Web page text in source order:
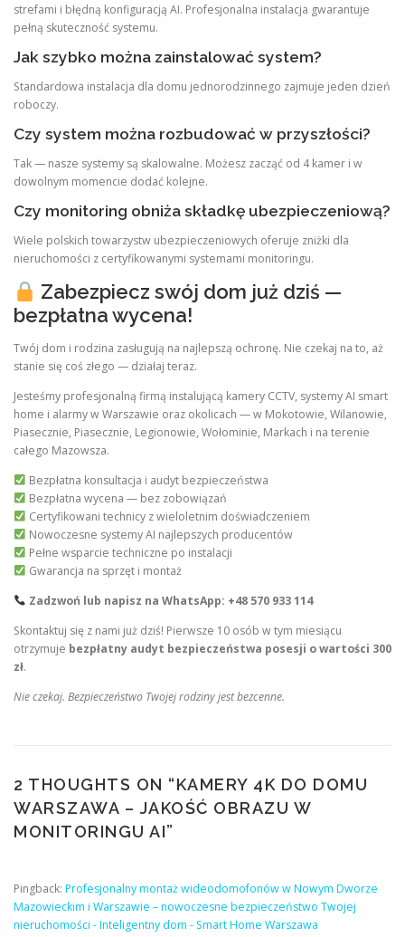
strefami i błędną konfiguracją AI. Profesjonalna instalacja gwarantuje
pełną skuteczność systemu.
Jak szybko można zainstalować system?
Standardowa instalacja dla domu jednorodzinnego zajmuje jeden dzień
roboczy.
Czy system można rozbudować w przyszłości?
Tak — nasze systemy są skalowalne. Możesz zacząć od 4 kamer i w
dowolnym momencie dodać kolejne.
Czy monitoring obniża składkę ubezpieczeniową?
Wiele polskich towarzystw ubezpieczeniowych oferuje zniżki dla
nieruchomości z certyfikowanymi systemami monitoringu.
Zabezpiecz swój dom już dziś —
bezpłatna wycena!
Twój dom i rodzina zasługują na najlepszą ochronę. Nie czekaj na to, aż
stanie się coś złego — działaj teraz.
Jesteśmy profesjonalną firmą instalującą kamery CCTV, systemy AI smart
home i alarmy w Warszawie oraz okolicach — w Mokotowie, Wilanowie,
Piasecznie, Piasecznie, Legionowie, Wołominie, Markach i na terenie
całego Mazowsza.
Bezpłatna konsultacja i audyt bezpieczeństwa
Bezpłatna wycena — bez zobowiązań
Certyfikowani technicy z wieloletnim doświadczeniem
Nowoczesne systemy AI najlepszych producentów
Pełne wsparcie techniczne po instalacji
Gwarancja na sprzęt i montaż
Zadzwoń lub napisz na WhatsApp: +48 570 933 114
Skontaktuj się z nami już dziś! Pierwsze 10 osób w tym miesiącu
otrzymuje bezpłatny audyt bezpieczeństwa posesji o wartości 300
zł.
Nie czekaj. Bezpieczeństwo Twojej rodziny jest bezcenne.
2 THOUGHTS ON “KAMERY 4K DO DOMU
WARSZAWA – JAKOŚĆ OBRAZU W
MONITORINGU AI”
Pingback: Profesjonalny montaż wideodomofonów w Nowym Dworze
Mazowieckim i Warszawie – nowoczesne bezpieczeństwo Twojej
nieruchomości - Inteligentny dom - Smart Home Warszawa